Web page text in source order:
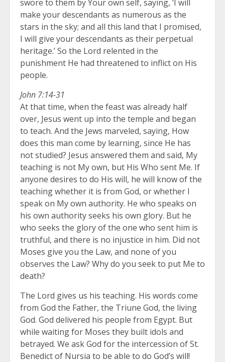
swore to them by Your own self, saying, ‘I will
make your descendants as numerous as the
stars in the sky; and all this land that I promised,
I will give your descendants as their perpetual
heritage.’ So the Lord relented in the
punishment He had threatened to inflict on His
people.
John 7:14-31
At that time, when the feast was already half
over, Jesus went up into the temple and began
to teach. And the Jews marveled, saying, How
does this man come by learning, since He has
not studied? Jesus answered them and said, My
teaching is not My own, but His Who sent Me. If
anyone desires to do His will, he will know of the
teaching whether it is from God, or whether I
speak on My own authority. He who speaks on
his own authority seeks his own glory. But he
who seeks the glory of the one who sent him is
truthful, and there is no injustice in him. Did not
Moses give you the Law, and none of you
observes the Law? Why do you seek to put Me to
death?
The Lord gives us his teaching. His words come
from God the Father, the Triune God, the living
God. God delivered his people from Egypt. But
while waiting for Moses they built idols and
betrayed. We ask God for the intercession of St.
Benedict of Nursia to be able to do God’s will!